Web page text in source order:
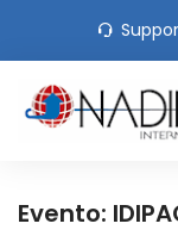
Evento: